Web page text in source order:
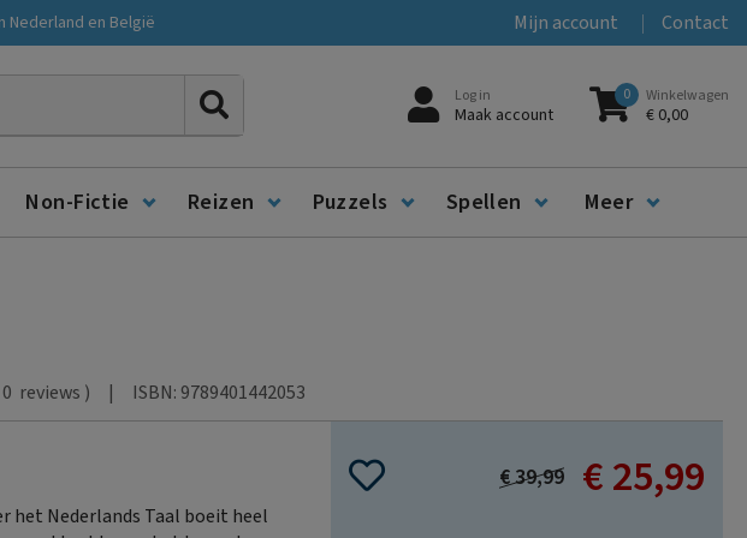
Nederland en België Mijn account Contact
Log in
Maak account
0 Winkelwagen
€ 0,00
Non-Fictie Reizen Puzzels Spellen Meer
0 reviews ) |
ISBN: 9789401442053
het Nederlands Taal boeit heel
Special
€ 25,99
€ 39,99